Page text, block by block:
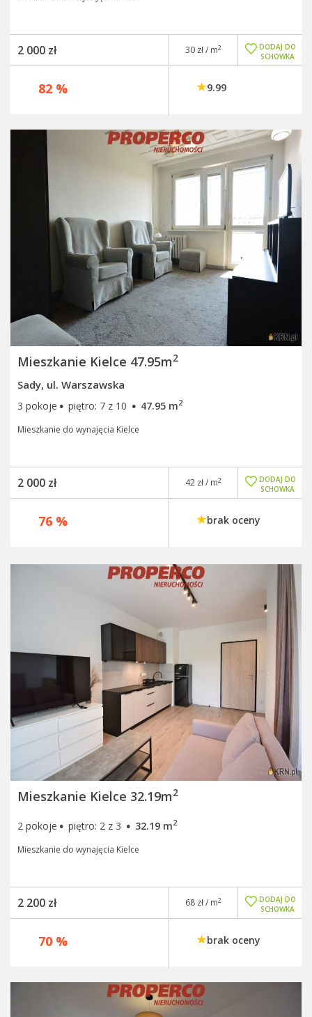
2 000 zł
DODAJ DO
SCHOWKA
30 zł / m2
82 % 9.99
Mieszkanie Kielce 47.95m2
Sady, ul. Warszawska
3 pokoje · piętro: 7 z 10 · 47.95 m2
Mieszkanie do wynajęcia Kielce
2 000 zł
DODAJ DO
SCHOWKA
42 zł / m2
76 % brak oceny
Mieszkanie Kielce 32.19m2
2 pokoje · piętro: 2 z 3 · 32.19 m2
Mieszkanie do wynajęcia Kielce
2 200 zł
DODAJ DO
SCHOWKA
68 zł / m2
70 % brak oceny